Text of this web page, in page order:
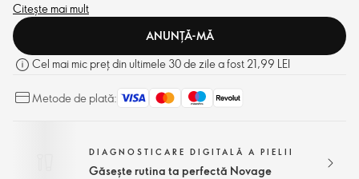
confortabilă în câteva secunde.
Citește mai mult
ANUNȚĂ-MĂ
Cel mai mic preț din ultimele 30 de zile a fost 21,99 LEI
Metode de plată:
DIAGNOSTICARE DIGITALĂ A PIELII
Găsește rutina ta perfectă Novage